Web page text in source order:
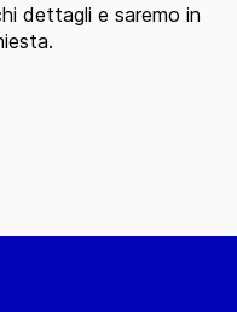
dettagli e saremo in